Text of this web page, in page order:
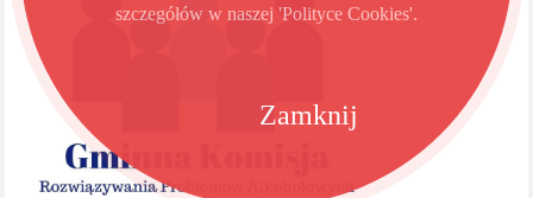
Zamknij
szczegółów w naszej 'Polityce Cookies'.